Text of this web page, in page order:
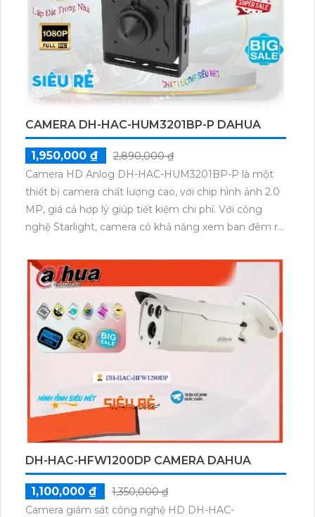
hình màu ban đêm.
CAMERA DH-HAC-HUM3201BP-P DAHUA
1,950,000 ₫
2,890,000 ₫
Camera HD Anlog DH-HAC-HUM3201BP-P là một
thiết bị camera chất lượng cao, với chip hình ảnh 2.0
MP, giá cả hợp lý giúp tiết kiệm chi phí. Với công
nghệ Starlight, camera có khả năng xem ban đêm rõ
cầu chức năng, mẫu thiết bị này còn có thiết kế đẹp
mắt với vỏ kim loại sang trọng. Camera DH-HAC-
HUM3201BP-P hỗ trợ các công nghệ AHD, CVI, TVI
và BCS, giúp tiết kiệm chi phí cho hệ thống camera.
Đặc biệt, camera có chức năng thu hình ổn định,
đảm bảo không bị giật lag.
DH-HAC-HFW1200DP CAMERA DAHUA
1,100,000 ₫
1,350,000 ₫
Camera giám sát công nghệ HD DH-HAC-